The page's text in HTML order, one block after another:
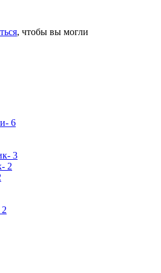
, чтобы вы могли
- 6
- 3
- 2